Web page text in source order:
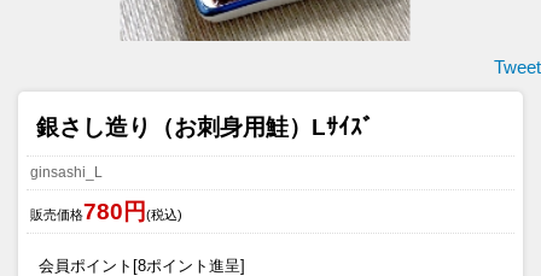
Tweet
銀さし造り（お刺身用鮭）Lｻｲｽﾞ
ginsashi_L
販売価格780円(税込)
会員ポイント[8ポイント進呈]